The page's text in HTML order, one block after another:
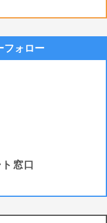
フォロー
窓口